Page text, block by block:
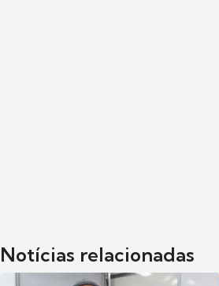
Notícias relacionadas